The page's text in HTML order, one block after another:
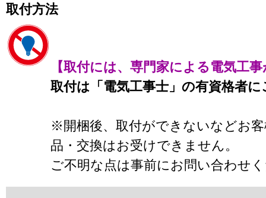
取付方法
【取付には、専門家による電気工
取付は「電気工事士」の有資格者
※開梱後、取付ができないなどお
品・交換はお受けできません。
ご不明な点は事前にお問い合わせ